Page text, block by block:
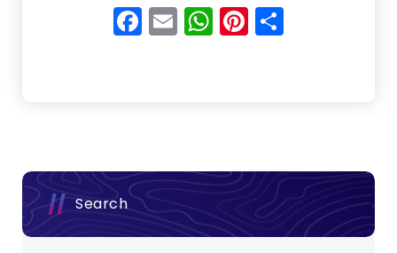
Facebook
EmailWhatsApp
Pinterest
Search